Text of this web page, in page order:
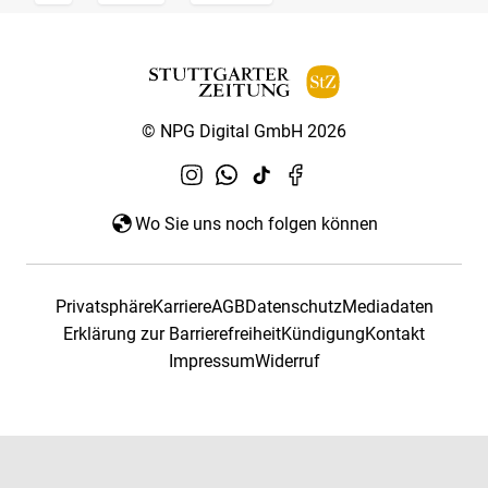
© NPG Digital GmbH 2026
Wo Sie uns noch folgen können
PrivatsphäreKarriereAGBDatenschutzMediadaten
Erklärung zur BarrierefreiheitKündigungKontakt
ImpressumWiderruf